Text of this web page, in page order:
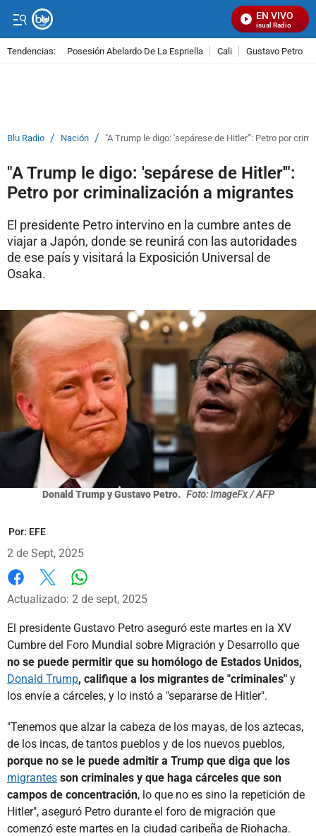
EN VIVO
Señal Visual Radio
Tendencias: Posesión Abelardo De La Espriella Cali Gustavo Petro
Blu Radio / Nación / "A Trump le digo: 'sepárese de Hitler'": Petro por
"A Trump le digo: 'sepárese de Hitler'":
Petro por criminalización a migrantes
El presidente Petro intervino en la cumbre antes de
viajar a Japón, donde se reunirá con las autoridades
de ese país y visitará la Exposición Universal de
Osaka.
Donald Trump y Gustavo Petro. Foto: ImageFx / AFP
Por: EFE
2 de Sept, 2025
Facebook
X
Actualizado: 2 de sept, 2025
El presidente Gustavo Petro aseguró este martes en la XV
Cumbre del Foro Mundial sobre Migración y Desarrollo que
no se puede permitir que su homólogo de Estados Unidos,
Donald Trump, califique a los migrantes de "criminales" y
los envíe a cárceles, y lo instó a "separarse de Hitler".
"Tenemos que alzar la cabeza de los mayas, de los aztecas,
de los incas, de tantos pueblos y de los nuevos pueblos,
porque no se le puede admitir a Trump que diga que los
migrantes son criminales y que haga cárceles que son
campos de concentración, lo que no es sino la repetición de
Hitler", aseguró Petro durante el foro de migración que
comenzó este martes en la ciudad caribeña de Riohacha.